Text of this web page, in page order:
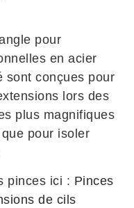
pour
en acier
sont conçues pour
lors des
plus magnifiques
pour isoler
pinces ici : Pinces
de cils